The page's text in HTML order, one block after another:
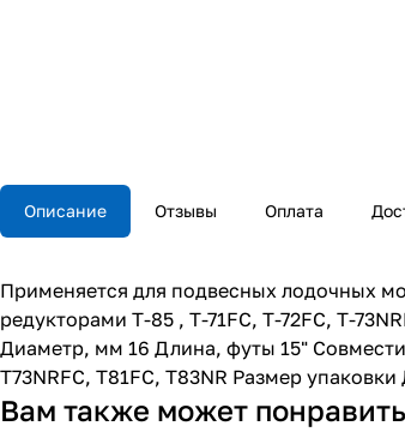
Описание Отзывы Оплата
Применяется для подвесных лодочных
редукторами T-85 , T-71FC, T-72FC, T-
Диаметр, мм 16 Длина, футы 15"
T73NRFC, T81FC, T83NR Размер
Вам также может